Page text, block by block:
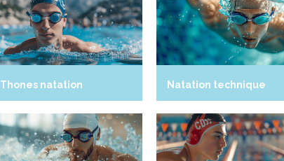
Thones natation Natation technique